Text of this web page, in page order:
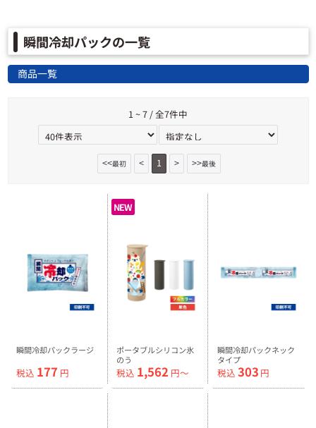
瞬間冷却パックの一覧
商品一覧
1 ~ 7 / 全7件中
<<最初 < 1 > >>最後
瞬間冷却パックラージ
税込 177 円
NEW
ポータブルシリコン氷
のう
税込 1,562 円〜
瞬間冷却パックネック
タイプ
税込 303 円